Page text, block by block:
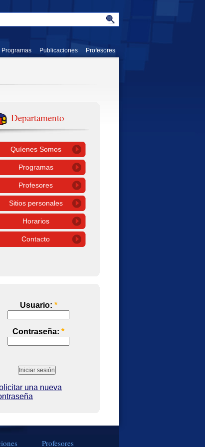
Programas Publicaciones Profesores
Departamento
Quíenes Somos
Programas
Profesores
Sitios personales
Horarios
Contacto
Usuario: *
Contraseña: *
una nueva
Profesores